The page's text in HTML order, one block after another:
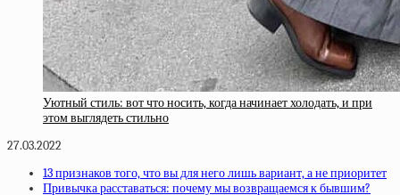
Уютный стиль: вот что носить, когда начинает холодать, и при
этом выглядеть стильно
27.03.2022
13 признаков того, что вы для него лишь вариант, а не приоритет
Привычка расставаться: почему мы возвращаемся к бывшим?